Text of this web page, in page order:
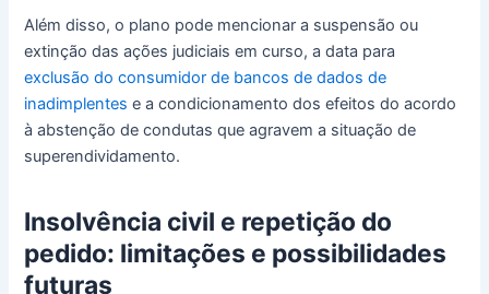
Além disso, o plano pode mencionar a suspensão ou
extinção das ações judiciais em curso, a data para
exclusão do consumidor de bancos de dados de
inadimplentes e a condicionamento dos efeitos do acordo
à abstenção de condutas que agravem a situação de
superendividamento.
Insolvência civil e repetição do
pedido: limitações e possibilidades
futuras